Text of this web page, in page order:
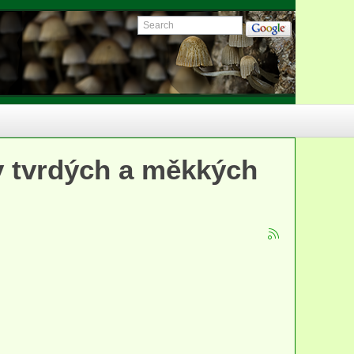
tvrdých a měkkých